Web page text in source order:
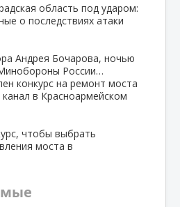
область под ударом:
о последствиях атаки
Андрея Бочарова, ночью
России…
конкурс на ремонт моста
в Красноармейском
чтобы выбрать
моста в